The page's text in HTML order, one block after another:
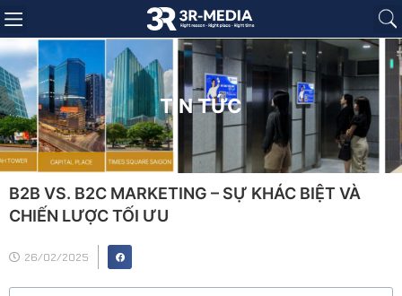
TIN TỨC
B2B VS. B2C MARKETING – SỰ KHÁC BIỆT VÀ
CHIẾN LƯỢC TỐI ƯU
26/02/2025